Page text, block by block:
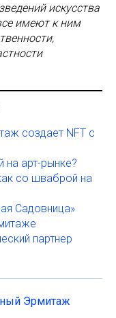
искусства
имеют к ним
создает NFT с
на арт-рынке?
со шваброй на
Садовница»
партнер
Эрмитаж